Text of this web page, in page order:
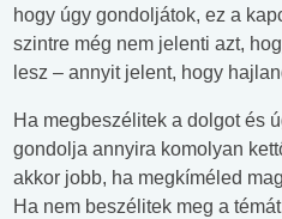
hogy úgy gondoljátok, ez a
szintre még nem jelenti azt,
lesz – annyit jelent, hogy
Ha megbeszélitek a dolgot és
gondolja annyira komolyan
akkor jobb, ha megkíméled
Ha nem beszélitek meg a